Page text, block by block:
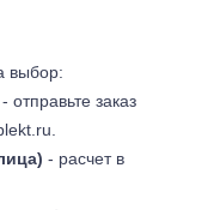
выбор:
- отправьте заказ
- расчет в